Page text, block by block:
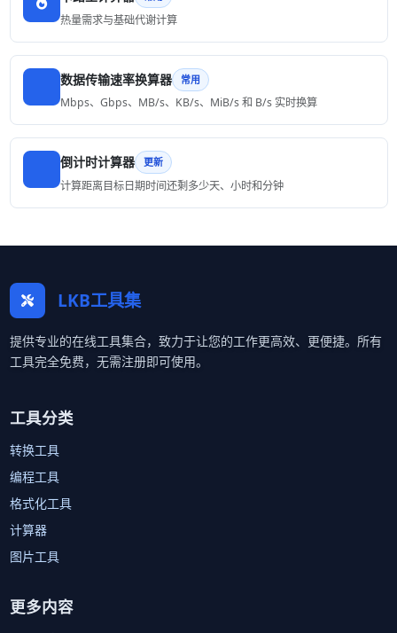
热量需求与基础代谢计算
数据传输速率换算器 常用
Mbps、Gbps、MB/s、KB/s、MiB/s 和 B/s 实时换算
倒计时计算器 更新
计算距离目标日期时间还剩多少天、小时和分钟
LKB工具集
提供专业的在线工具集合，致力于让您的工作更高效、更便捷。所有
工具完全免费，无需注册即可使用。
工具分类
转换工具
编程工具
格式化工具
计算器
图片工具
更多内容